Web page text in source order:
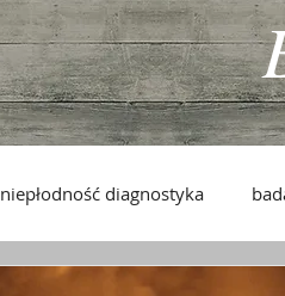
niepłodność diagnostyka
pianka drożność jajowodów